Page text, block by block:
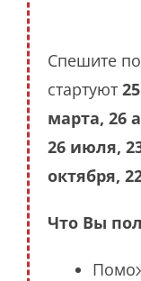
Спешите
стартуют
марта, 26
26 июля,
октября,
Что Вы